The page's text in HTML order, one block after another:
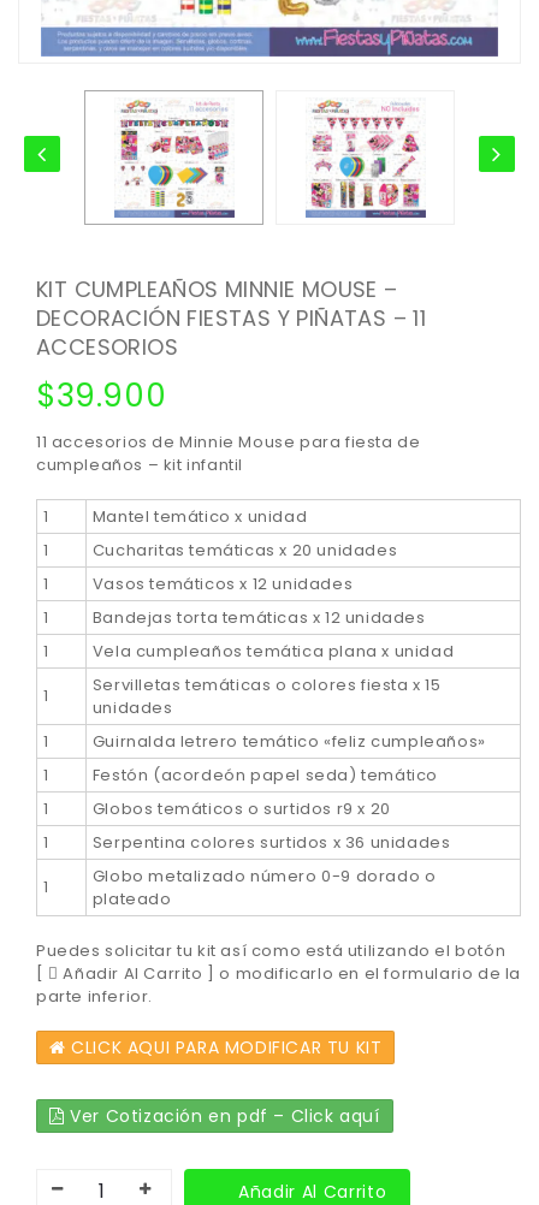
KIT CUMPLEAÑOS MINNIE MOUSE –
DECORACIÓN FIESTAS Y PIÑATAS – 11
ACCESORIOS
$39.900
11 accesorios de Minnie Mouse para fiesta de
cumpleaños – kit infantil
1
Mantel temático x unidad
1
Cucharitas temáticas x 20 unidades
1
Vasos temáticos x 12 unidades
1
Bandejas torta temáticas x 12 unidades
1
Vela cumpleaños temática plana x unidad
1
Servilletas temáticas o colores fiesta x 15
unidades
1
Guirnalda letrero temático «feliz cumpleaños»
1
Festón (acordeón papel seda) temático
1
Globos temáticos o surtidos r9 x 20
1
Serpentina colores surtidos x 36 unidades
1
Globo metalizado número 0-9 dorado o
plateado
Puedes solicitar tu kit así como está utilizando el botón
[
Añadir Al Carrito ] o modificarlo en el formulario de la
parte inferior.
CLICK AQUI PARA MODIFICAR TU KIT
Ver Cotización en pdf – Click aquí
Añadir Al Carrito